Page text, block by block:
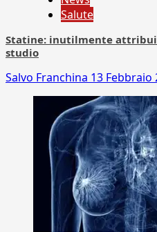
Salute
Statine: inutilmente
studio
Salvo Franchina 13 Febbraio